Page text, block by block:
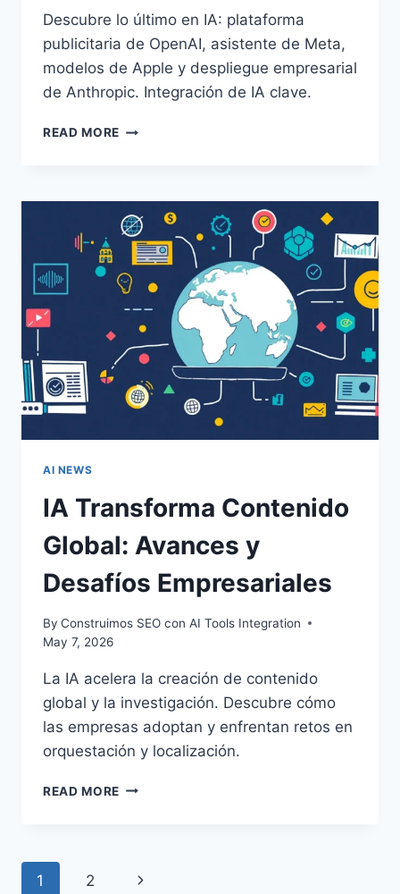
Descubre lo último en IA: plataforma
publicitaria de OpenAI, asistente de Meta,
modelos de Apple y despliegue empresarial
de Anthropic. Integración de IA clave.
READ MORE ACTUALIZACIÓN
Y
ECOSISTEMAS
ABIERTOS
AI NEWS
IA Transforma Contenido
Global: Avances y
Desafíos Empresariales
By Construimos SEO con AI Tools Integration
May 7, 2026
La IA acelera la creación de contenido
global y la investigación. Descubre cómo
las empresas adoptan y enfrentan retos en
orquestación y localización.
READ MORE IA
Page
1 2 Next